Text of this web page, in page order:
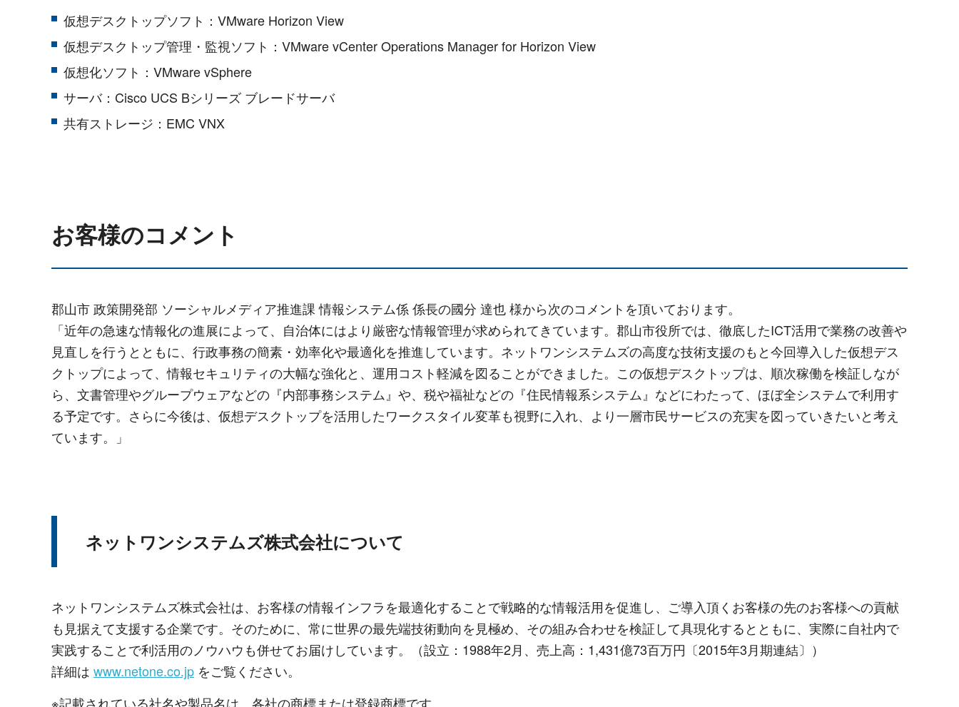
仮想デスクトップソフト：VMware Horizon View
仮想デスクトップ管理・監視ソフト：VMware vCenter Operations Manager for Horizon View
仮想化ソフト：VMware vSphere
サーバ：Cisco UCS Bシリーズ ブレードサーバ
共有ストレージ：EMC VNX
お客様のコメント
郡山市 政策開発部 ソーシャルメディア推進課 情報システム係 係長の國分 達也 様から次のコメントを頂いております。
「近年の急速な情報化の進展によって、自治体にはより厳密な情報管理が求められてきています。郡山市役所では、徹底したICT活用で業務の改善や
見直しを行うとともに、行政事務の簡素・効率化や最適化を推進しています。ネットワンシステムズの高度な技術支援のもと今回導入した仮想デス
クトップによって、情報セキュリティの大幅な強化と、運用コスト軽減を図ることができました。この仮想デスクトップは、順次稼働を検証しなが
ら、文書管理やグループウェアなどの『内部事務システム』や、税や福祉などの『住民情報系システム』などにわたって、ほぼ全システムで利用す
る予定です。さらに今後は、仮想デスクトップを活用したワークスタイル変革も視野に入れ、より一層市民サービスの充実を図っていきたいと考え
ています。」
ネットワンシステムズ株式会社について
ネットワンシステムズ株式会社は、お客様の情報インフラを最適化することで戦略的な情報活用を促進し、ご導入頂くお客様の先のお客様への貢献
も見据えて支援する企業です。そのために、常に世界の最先端技術動向を見極め、その組み合わせを検証して具現化するとともに、実際に自社内で
実践することで利活用のノウハウも併せてお届けしています。（設立：1988年2月、売上高：1,431億73百万円〔2015年3月期連結〕）
詳細は www.netone.co.jp をご覧ください。
※記載されている社名や製品名は、各社の商標または登録商標です。